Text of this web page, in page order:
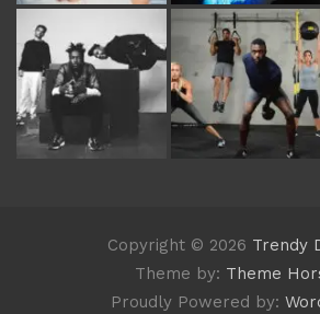
Copyright © 2026 Trendy
Theme by: Theme
Proudly Powered by: